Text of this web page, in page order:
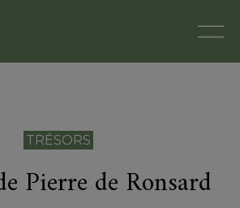
TRÉSORS
Pierre de Ronsard